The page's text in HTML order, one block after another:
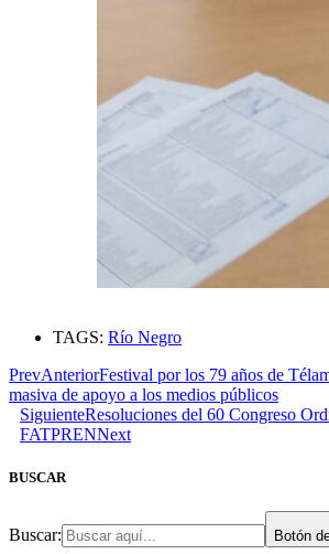
TAGS: Río Negro
PrevAnteriorFestival por los 79 años de
masiva de apoyo a los medios públicos
SiguienteResoluciones del 60 Congreso
FATPRENNext
BUSCAR
Buscar: Botón